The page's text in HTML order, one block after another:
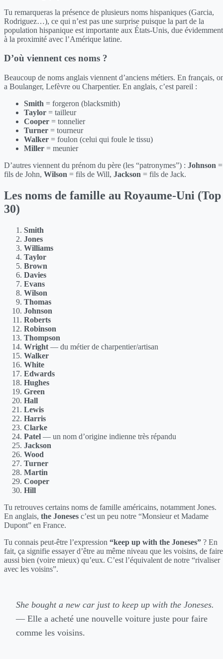
Tu remarqueras la présence de plusieurs noms hispaniques (Garcia,
Rodriguez…), ce qui n’est pas une surprise puisque la part de la
population hispanique est importante aux États-Unis, due évidemment
à la proximité avec l’Amérique latine.
D’où viennent ces noms ?
Beaucoup de noms anglais viennent d’anciens métiers. En français,
a Boulanger, Lefèvre ou Charpentier. En anglais, c’est pareil :
Smith = forgeron (blacksmith)
Taylor = tailleur
Cooper = tonnelier
Turner = tourneur
Walker = foulon (celui qui foule le tissu)
Miller = meunier
D’autres viennent du prénom du père (les “patronymes”) : Johnson =
fils de John, Wilson = fils de Will, Jackson = fils de Jack.
Les noms de famille au Royaume-Uni (Top
30)
Smith
Jones
Williams
Taylor
Brown
Davies
Evans
Wilson
Thomas
Johnson
Roberts
Robinson
Thompson
Wright — du métier de charpentier/artisan
Walker
White
Edwards
Hughes
Green
Hall
Lewis
Harris
Clarke
Patel — un nom d’origine indienne très répandu
Jackson
Wood
Turner
Martin
Cooper
Hill
Tu retrouves certains noms de famille américains, notamment Jones.
En anglais, the Joneses c’est un peu notre “Monsieur et Madame
Dupont” en France.
Tu connais peut-être l’expression “keep up with the Joneses” ? En
fait, ça signifie essayer d’être au même niveau que les voisins, de faire
aussi bien (voire mieux) qu’eux. C’est l’équivalent de notre “rivaliser
avec les voisins”.
She bought a new car just to keep up with the Joneses.
— Elle a acheté une nouvelle voiture juste pour faire
comme les voisins.